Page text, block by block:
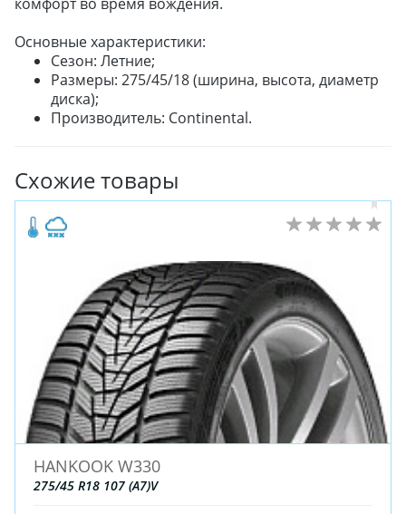
ЗИМНИЕ
ВСЕСЕЗОННЫЕ
ДЛЯ ГРУЗОВЫХ АВТО
ЛИТЫЕ
ШТАМПОВАНЫЕ
ДЛЯ ГРУЗОВЫХ АВТО
ДЛЯ ГРУЗОВЫХ АВТО
ДЛЯ ЛЕГКОВЫХ АВТО
ШИНЫ
комфорт во время вождения.
Основные характеристики:
Сезон: Летние;
Размеры: 275/45/18 (ширина, высота, диаметр
диска);
Производитель: Continental.
Схожие товары
HANKOOK W330
275/45 R18 107 (A7)V